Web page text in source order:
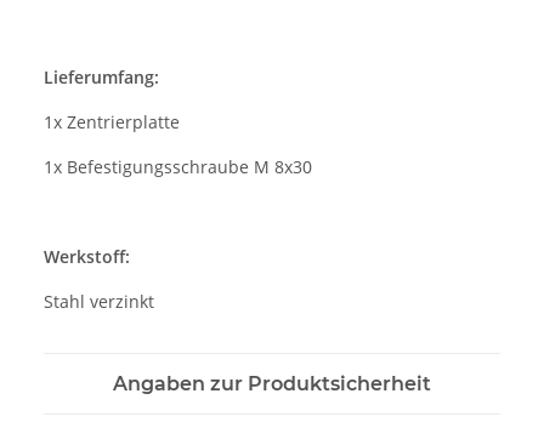
Lieferumfang:
1x Zentrierplatte
1x Befestigungsschraube M 8x30
Werkstoff:
Stahl verzinkt
Angaben zur Produktsicherheit